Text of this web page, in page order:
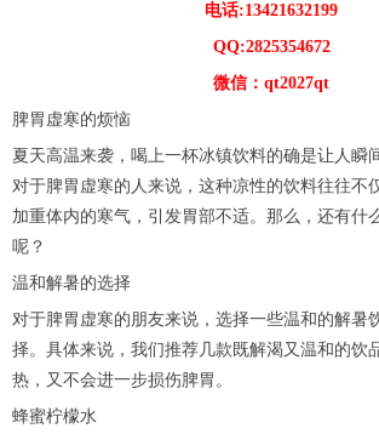
电话:13421632199
QQ:2825354672
微信：qt2027qt
脾胃虚寒的烦恼
夏天高温来袭，喝上一杯冰镇饮料的确是让人瞬
对于脾胃虚寒的人来说，这种凉性的饮料往往不
加重体内的寒气，引发胃部不适。那么，还有什
呢？
温和解暑的选择
对于脾胃虚寒的朋友来说，选择一些温和的解暑
择。具体来说，我们推荐几款既解渴又温和的饮
热，又不会进一步损伤脾胃。
蜂蜜柠檬水